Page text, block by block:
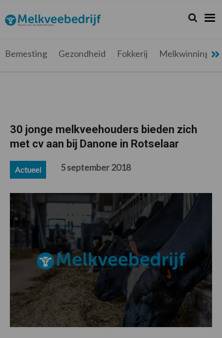
de
hoofdnavigatie
de
hoofd
de
eerste
de
voettekst
Melkveebedrijf.be
Nieuws
melkveehouder
Zoeken...
Zoek
Bemesting Gezondheid Fokkerij Melkwinning
30 jonge melkveehouders bieden zich
met cv aan bij Danone in Rotselaar
Actueel 5 september 2018